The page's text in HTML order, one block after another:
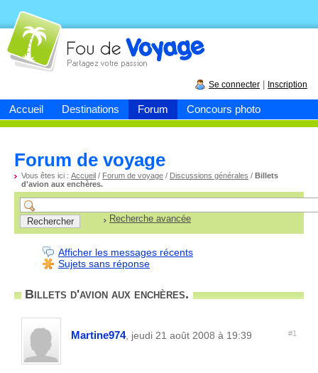
Accueil Destinations Forum Concours photo
Fou devoyage
Se connecter Inscription
Forum de voyage
Vous êtes ici : Accueil / Forum de voyage / Discussions générales / Billets
d'avion aux enchères.
Recherche avancée
Afficher les messages récents
Sujets sans réponse
Billets d'avion aux enchères.
Martine974, jeudi 21 août 2008 à 19:39 #1